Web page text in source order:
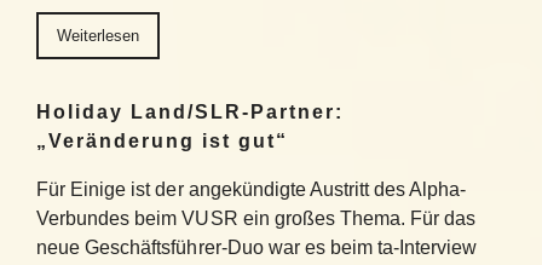
Weiterlesen
Holiday Land/SLR-Partner:
„Veränderung ist gut“
Für Einige ist der angekündigte Austritt des Alpha-
Verbundes beim VUSR ein großes Thema. Für das
neue Geschäftsführer-Duo war es beim ta-Interview